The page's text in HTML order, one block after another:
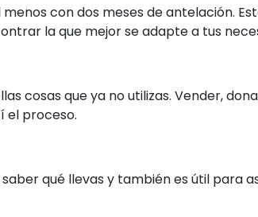
con dos meses de antelación.
la que mejor se adapte a tus
cosas que ya no utilizas. Vender,
el proceso.
qué llevas y también es útil para